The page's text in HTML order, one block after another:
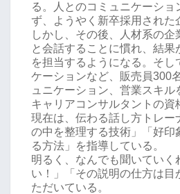
る。人とのコミュニケーシ
ず、ようやく新卒採用された
しかし、その後、人材系の
と会話することに慣れ、結
を担当するようになる。そ
ケーションなど、販売員300
ュニケーション、営業スキル
キャリアコンサルタントの資
現在は、伝わる話し方トレ
の中を整理する技術」「好
る方法」を指導している。
明るく、なんでも聞いてい
い！」「その説明の仕方は
ただいている。